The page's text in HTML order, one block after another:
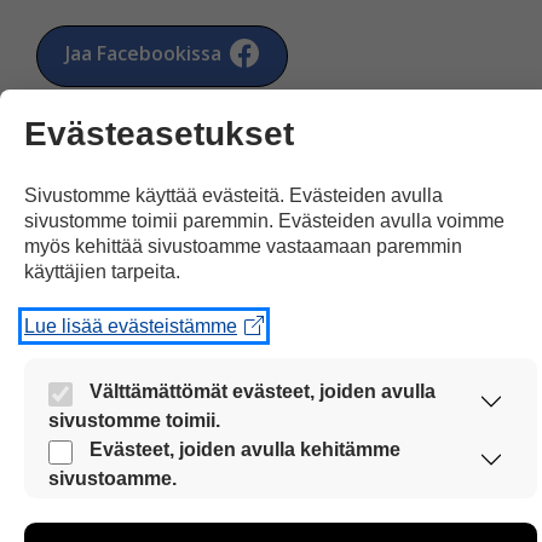
Jaa Facebookissa
Kommentoi
Voit kirjoittaa mielipiteesi
kommenttilaatikkoon.
Sinun pitää kirjoittaa myös
nimesi tai keksiä nimimerkki.
Evästeasetukset
Sivustomme käyttää evästeitä. Evästeiden avulla
sivustomme toimii paremmin. Evästeiden avulla voimme
myös kehittää sivustoamme vastaamaan paremmin
käyttäjien tarpeita.
Lue lisää evästeistämme
Välttämättömät evästeet, joiden avulla
sivustomme toimii.
Nämä evästeet ovat aina käytössä, jotta sivustoamme
voi käyttää sujuvasti ja turvallisesti.
Evästeet, joiden avulla kehitämme
sivustoamme.